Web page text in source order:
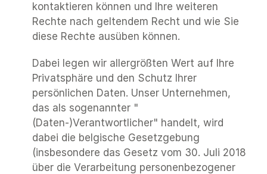
kontaktieren können und Ihre weiteren
Rechte nach geltendem Recht und wie Sie
diese Rechte ausüben können.
Dabei legen wir allergrößten Wert auf Ihre
Privatsphäre und den Schutz Ihrer
persönlichen Daten. Unser Unternehmen,
das als sogenannter "
(Daten-)Verantwortlicher" handelt, wird
dabei die belgische Gesetzgebung
(insbesondere das Gesetz vom 30. Juli 2018
über die Verarbeitung personenbezogener